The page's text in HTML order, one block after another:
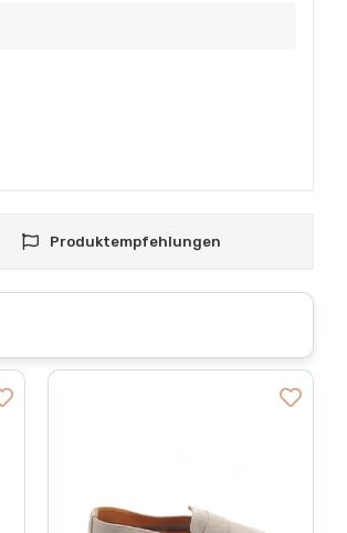
Produktempfehlungen